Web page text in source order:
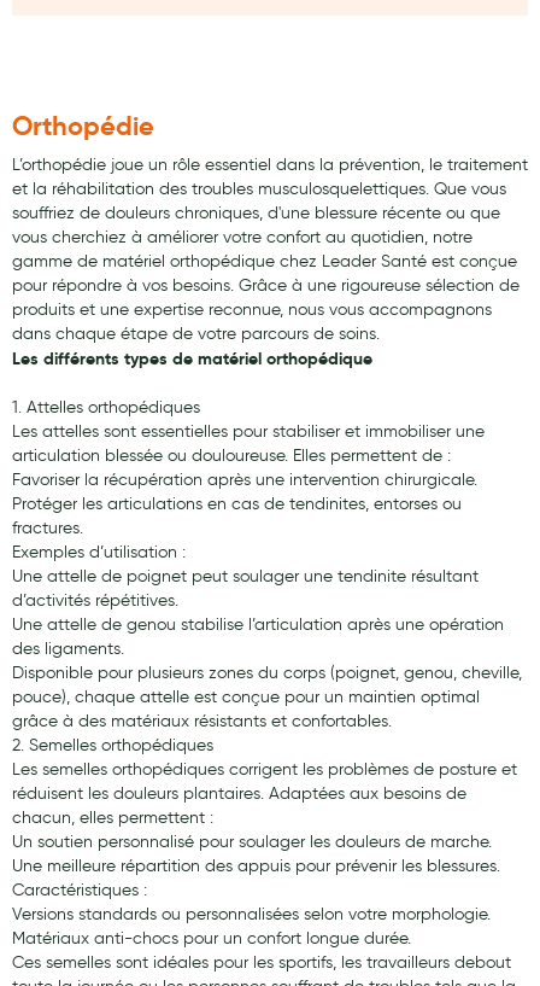
Toilette du bébé
Accessoires bébé
Alimentation
Soins enfant
Soins maman
Tisanes allaitement et compléments alimentaires
Accessoires maternité
Gammes spécifiques tisanes allaitement et compléments
maternité
Nature
Aromathérapie
Diététique minceur
Phytothérapie
Régimes médicaux
Gemmothérapie
Confiserie
Voies respiratoires
Oligothérapie
Compléments alimentaires
Médicaments et Santé
Orthopédie
L’orthopédie joue un rôle essentiel dans la prévention, le traitement
et la réhabilitation des troubles musculosquelettiques. Que vous
souffriez de douleurs chroniques, d'une blessure récente ou que
vous cherchiez à améliorer votre confort au quotidien, notre
gamme de matériel orthopédique chez Leader Santé est conçue
pour répondre à vos besoins. Grâce à une rigoureuse sélection de
produits et une expertise reconnue, nous vous accompagnons
dans chaque étape de votre parcours de soins.
Les différents types de matériel orthopédique
1. Attelles orthopédiques
Les attelles sont essentielles pour stabiliser et immobiliser une
articulation blessée ou douloureuse. Elles permettent de :
Favoriser la récupération après une intervention chirurgicale.
Protéger les articulations en cas de tendinites, entorses ou
fractures.
Exemples d’utilisation :
Une attelle de poignet peut soulager une tendinite résultant
d’activités répétitives.
Une attelle de genou stabilise l’articulation après une opération
des ligaments.
Disponible pour plusieurs zones du corps (poignet, genou, cheville,
pouce), chaque attelle est conçue pour un maintien optimal
grâce à des matériaux résistants et confortables.
2. Semelles orthopédiques
Les semelles orthopédiques corrigent les problèmes de posture et
réduisent les douleurs plantaires. Adaptées aux besoins de
chacun, elles permettent :
Un soutien personnalisé pour soulager les douleurs de marche.
Une meilleure répartition des appuis pour prévenir les blessures.
Caractéristiques :
Versions standards ou personnalisées selon votre morphologie.
Matériaux anti-chocs pour un confort longue durée.
Ces semelles sont idéales pour les sportifs, les travailleurs debout